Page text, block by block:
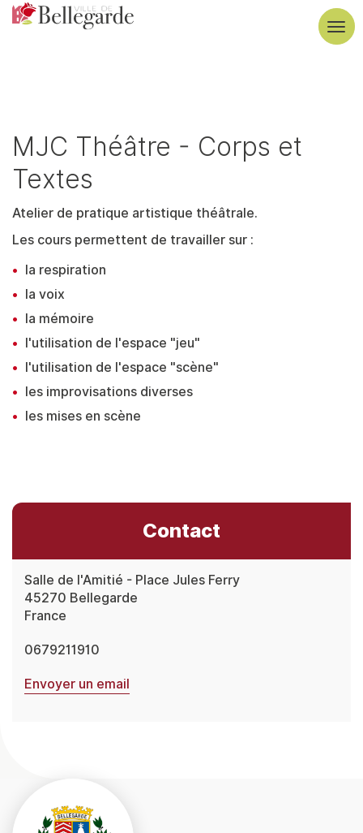
Aller
au
MJC Théâtre - Corps et
Textes
Atelier de pratique artistique théâtrale.
Les cours permettent de travailler sur :
la respiration
la voix
la mémoire
l'utilisation de l'espace "jeu"
l'utilisation de l'espace "scène"
les improvisations diverses
les mises en scène
Contact
Salle de l'Amitié - Place Jules Ferry
45270 Bellegarde
France
0679211910
Envoyer un email